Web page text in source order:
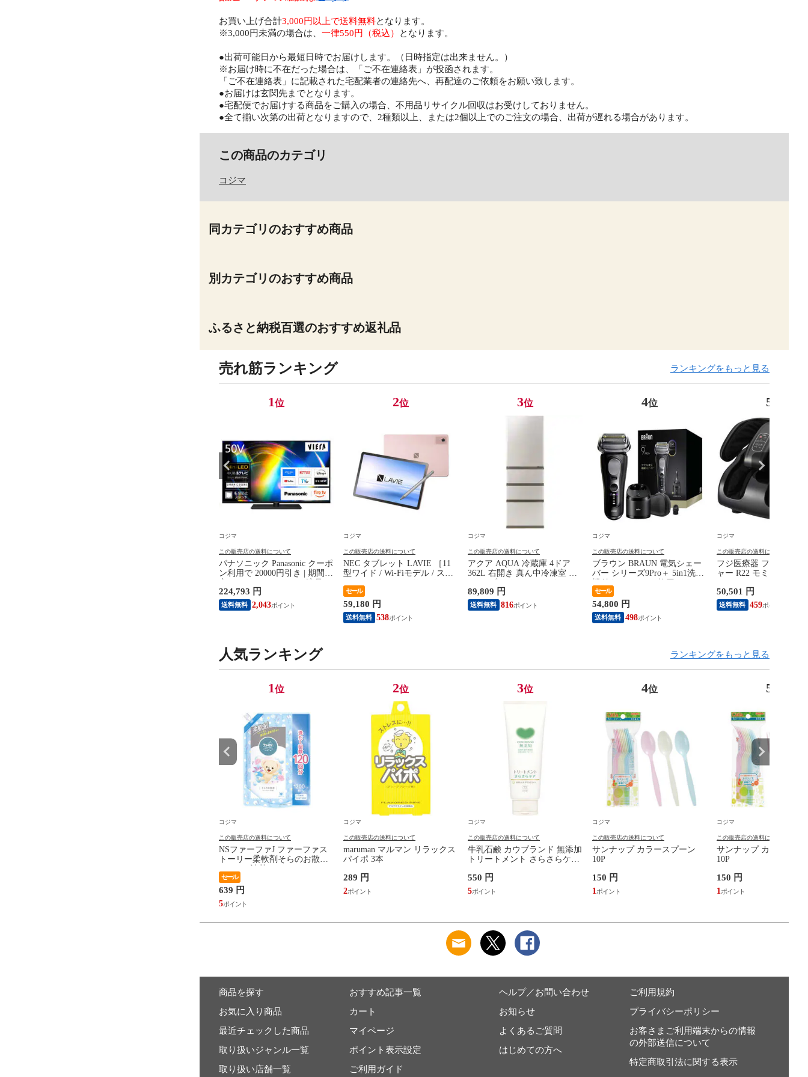
お買い上げ合計3,000円以上で送料無料となります。
※3,000円未満の場合は、 一律550円（税込） となります。
●出荷可能日から最短日時でお届けします。（日時指定は出来ません。）
※お届け時に不在だった場合は、「ご不在連絡表」が投函されます。
「ご不在連絡表」に記載された宅配業者の連絡先へ、再配達のご依頼をお願い致します。
●お届けは玄関先までとなります。
●宅配便でお届けする商品をご購入の場合、不用品リサイクル回収はお受けしておりません。
●全て揃い次第の出荷となりますので、2種類以上、または2個以上でのご注文の場合、出荷が遅れる場合があります。
この商品のカテゴリ
コジマ
同カテゴリのおすすめ商品
別カテゴリのおすすめ商品
ふるさと納税百選のおすすめ返礼品
売れ筋ランキング ランキングをもっと見る
1位
コジマ
この販売店の送料について
パナソニック Panasonic クーポ
ン利用で 20000円引き | 期間限
定 8/7～8/16 | Mini LED液晶テ
レビ VIERA ビエラ W95C 50V
型 4K対応 TV-50W95C（標準
設置無料）
224,793 円
送料無料 2,043
2位
コジマ
この販売店の送料について
NEC タブレット LAVIE ［11
型ワイド / Wi-Fiモデル / スト
レージ：256GB］ サンドロー
ズ PC-T1175LAC
セール
59,180 円
送料無料 538
3位
コジマ
この販売店の送料について
アクア AQUA 冷蔵庫 4ドア
362L 右開き 真ん中冷凍室 幅
60cm ブライトシャンパン
AQR-36A-N（標準設置無料）
89,809 円
送料無料 816
4位
コジマ
この販売店の送料について
ブラウン BRAUN 電気シェー
バー シリーズ9Pro＋ 5in1洗浄
機付きモデル ［4枚刃 /
AC100V-240V］ 9650CC
セール
54,800 円
送料無料 498
5
コジマ
この販売店の送料について
フジ医療器 フットマッ
ャー R22 モミーナ ブラ
50,501 円
送料無料 459
人気ランキング ランキングをもっと見る
1位
コジマ
この販売店の送料について
NSファーファJ ファーファス
トーリー柔軟剤そらのお散歩
1200mL 詰替
セール
639 円
5
2位
コジマ
この販売店の送料について
maruman マルマン リラックス
パイポ 3本
289 円
2
3位
コジマ
この販売店の送料について
牛乳石鹸 カウブランド 無添加
トリートメント さらさらケア
550 円
5
4位
コジマ
この販売店の送料について
サンナップ カラースプーン
10P
150 円
1
5
コジマ
この販売店の送料について
サンナップ カラーフォ
10P
150 円
1
商品を探す
お気に入り商品
最近チェックした商品
取り扱いジャンル一覧
取り扱い店舗一覧
おすすめ記事一覧
カート
マイページ
ポイント表示設定
ご利用ガイド
ヘルプ／お問い合わせ
お知らせ
よくあるご質問
はじめての方へ
ご利用規約
プライバシーポリシー
お客さまご利用端末からの情報
の外部送信について
特定商取引法に関する表示